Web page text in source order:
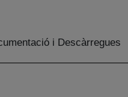
i Descàrregues